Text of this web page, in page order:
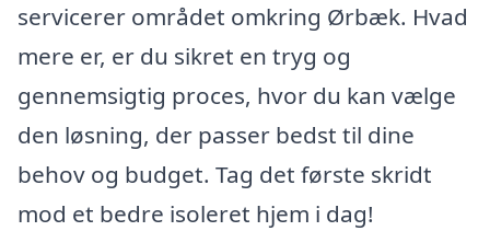
servicerer området omkring Ørbæk. Hvad
mere er, er du sikret en tryg og
gennemsigtig proces, hvor du kan vælge
den løsning, der passer bedst til dine
behov og budget. Tag det første skridt
mod et bedre isoleret hjem i dag!